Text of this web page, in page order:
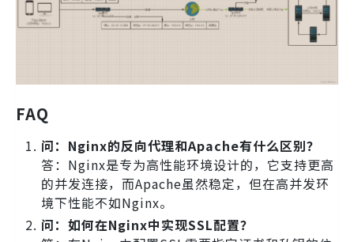
FAQ
问：Nginx的反向代理和Apache有什么区别？
答：Nginx是专为高性能环境设计的，它支持更高
的并发连接，而Apache虽然稳定，但在高并发环
境下性能不如Nginx。
问：如何在Nginx中实现SSL配置？